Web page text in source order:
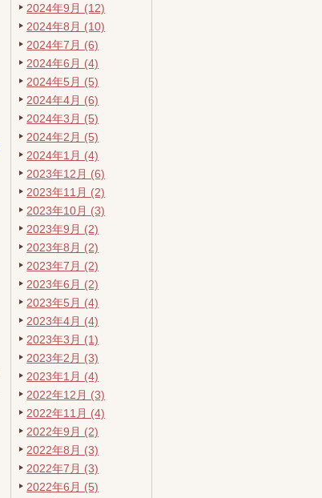
2024年9月 (12)
2024年8月 (10)
2024年7月 (6)
2024年6月 (4)
2024年5月 (5)
2024年4月 (6)
2024年3月 (5)
2024年2月 (5)
2024年1月 (4)
2023年12月 (6)
2023年11月 (2)
2023年10月 (3)
2023年9月 (2)
2023年8月 (2)
2023年7月 (2)
2023年6月 (2)
2023年5月 (4)
2023年4月 (4)
2023年3月 (1)
2023年2月 (3)
2023年1月 (4)
2022年12月 (3)
2022年11月 (4)
2022年9月 (2)
2022年8月 (3)
2022年7月 (3)
2022年6月 (5)